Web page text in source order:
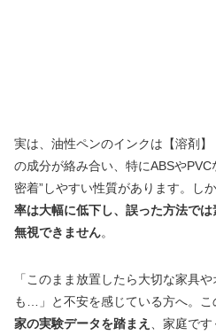
実は、油性ペンのインクは【溶剤
の成分が絡み合い、特にABSやPVC
密着”しやすい性質があります。し
率は大幅に低下し、誤った方法で
無視できません。
「このまま放置したら大切な家具
も…」と不安を感じている方へ。こ
家の実験データを踏まえ
、家庭で